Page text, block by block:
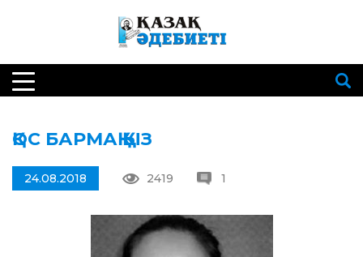
ҚОС БАРМАҚ ҚЫЗ
24.08.2018 2419 1